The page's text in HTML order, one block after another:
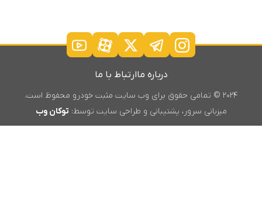
درباره ماارتباط با ما
۲۰۲۴ © تمامی حقوق برای وب سایت مثبت خودرو محفوظ است.
میزبانی سرور، پشتیبانی و طراحی سایت توسط: توکان وب